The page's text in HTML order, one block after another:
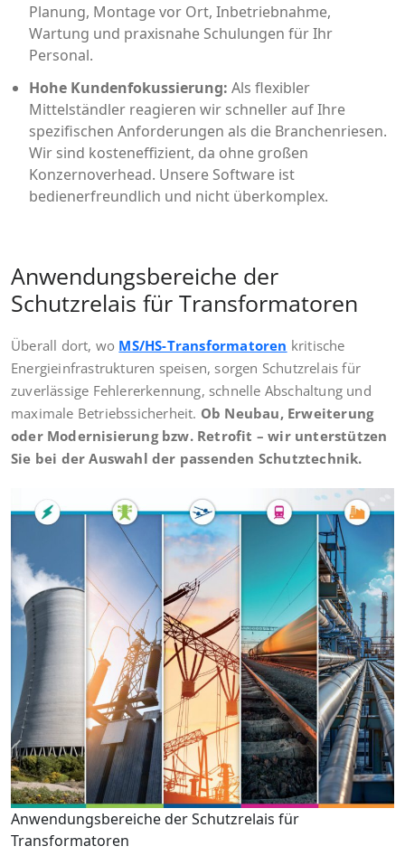
Planung, Montage vor Ort, Inbetriebnahme,
Wartung und praxisnahe Schulungen für Ihr
Personal.
Hohe Kundenfokussierung: Als flexibler
Mittelständler reagieren wir schneller auf Ihre
spezifischen Anforderungen als die Branchenriesen.
Wir sind kosteneffizient, da ohne großen
Konzernoverhead. Unsere Software ist
bedienerfreundlich und nicht überkomplex.
Anwendungsbereiche der
Schutzrelais für Transformatoren
Überall dort, wo MS/HS-Transformatoren kritische
Energieinfrastrukturen speisen, sorgen Schutzrelais für
zuverlässige Fehlererkennung, schnelle Abschaltung und
maximale Betriebssicherheit. Ob Neubau, Erweiterung
oder Modernisierung bzw. Retrofit – wir unterstützen
Sie bei der Auswahl der passenden Schutztechnik.
Anwendungsbereiche der Schutzrelais für
Transformatoren